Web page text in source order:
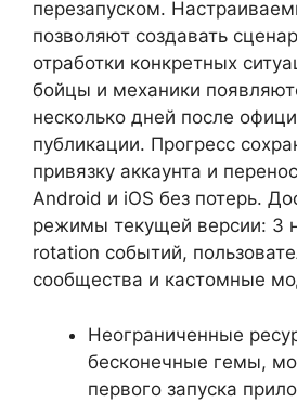
перезапуском.
позволяют создавать
отработки конкретных
бойцы и механики
несколько дней после
публикации. Прогресс
привязку аккаунта и
Android и iOS без потерь.
режимы текущей версии: 3
rotation событий,
сообщества и кастомные
Неограниченные
бесконечные гемы,
первого запуска